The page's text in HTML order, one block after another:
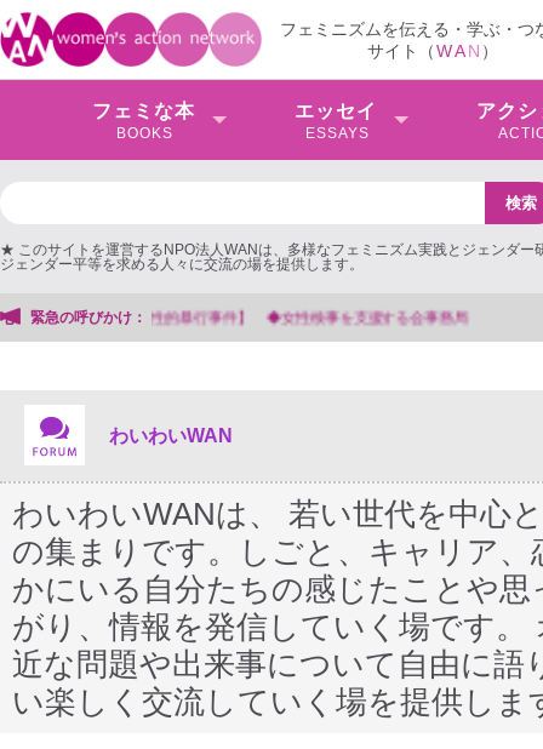
フェミニズムを伝える・学ぶ・つ
サイト（WAN ）
フェミな本
BOOKS
エッセイ
ESSAYS
アクシ
★ このサイトを運営するNPO法人WANは、多様なフェミニズム実践とジェンダー
ジェンダー平等を求める人々に交流の場を提供します。
緊急の呼びかけ： 【抗議文】2026年3月13日第6次男女共同参画基本計画の
わいわいWAN
わいわいWANは、 若い世代を中心
の集まりです。しごと、キャリア
かにいる自分たちの感じたことや
がり、情報を発信していく場です
近な問題や出来事について自由に
い楽しく交流していく場を提供しま